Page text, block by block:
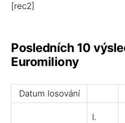
[rec2]
Posledních 10
Euromiliony
Datum losování
I.